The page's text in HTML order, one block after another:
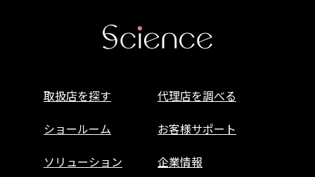
取扱店を探す
代理店を調べる
ショールーム
お客様サポート
ソリューション
企業情報